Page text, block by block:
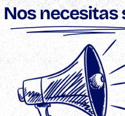
Nos necesitas